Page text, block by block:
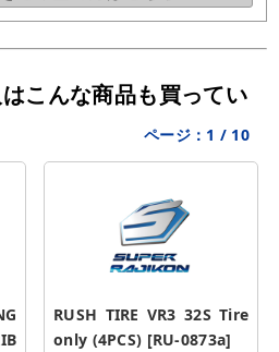
ページ： 1 / 10
RUSH TIRE VR3 32S Tire
only (4PCS) [RU-0873a]